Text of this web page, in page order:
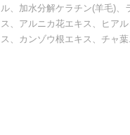
ル、加水分解ケラチン(羊毛)
ス、アルニカ花エキス、ヒア
ス、カンゾウ根エキス、チャ